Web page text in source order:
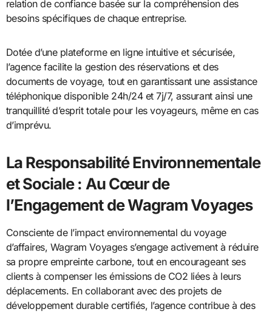
relation de confiance basée sur la compréhension des
besoins spécifiques de chaque entreprise.
Dotée d’une plateforme en ligne intuitive et sécurisée,
l’agence facilite la gestion des réservations et des
documents de voyage, tout en garantissant une assistance
téléphonique disponible 24h/24 et 7j/7, assurant ainsi une
tranquillité d’esprit totale pour les voyageurs, même en cas
d’imprévu.
La Responsabilité Environnementale
et Sociale : Au Cœur de
l’Engagement de Wagram Voyages
Consciente de l’impact environnemental du voyage
d’affaires, Wagram Voyages s’engage activement à réduire
sa propre empreinte carbone, tout en encourageant ses
clients à compenser les émissions de CO2 liées à leurs
déplacements. En collaborant avec des projets de
développement durable certifiés, l’agence contribue à des